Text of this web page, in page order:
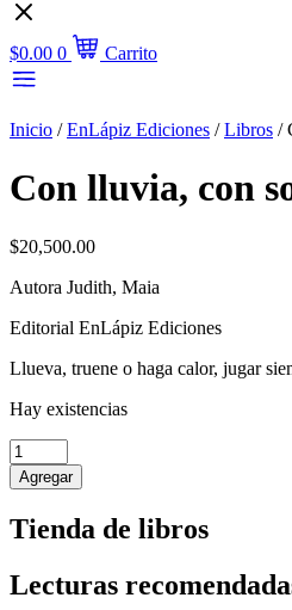
$0.00 0 Carrito
Inicio /EnLápiz Ediciones /Libros /
Con lluvia, con
$20,500.00
Autora Judith, Maia
Editorial EnLápiz Ediciones
Llueva, truene o haga calor, jugar
Hay existencias
Con
lluvia,
con
cantidad
Agregar
Tienda de libros
Lecturas